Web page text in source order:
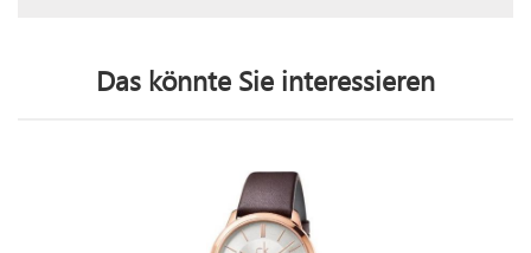
Das könnte Sie interessieren